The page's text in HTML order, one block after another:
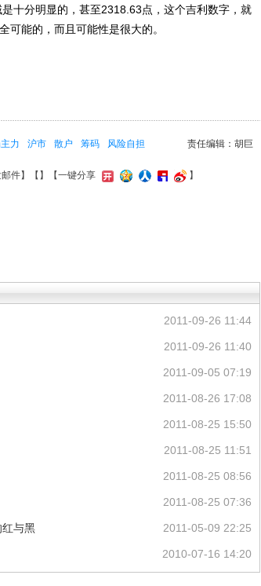
分明显的，甚至2318.63点，这个吉利数字，就
可能的，而且可能性是很大的。
责任编辑：胡巨
力 沪市 散户 筹码 风险自担
件】【 】 【一键分享 】
2011-09-26 11:44
2011-09-26 11:40
2011-09-05 07:19
2011-08-26 17:08
2011-08-25 15:50
2011-08-25 11:51
2011-08-25 08:56
2011-08-25 07:36
2011-05-09 22:25
红与黑
2010-07-16 14:20